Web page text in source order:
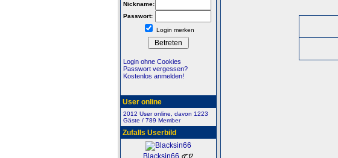
Nickname:
Passwort:
Login merken
Login ohne Cookies
Passwort vergessen?
Kostenlos anmelden!
User online
2012 User online, davon 1223
Gäste / 789 Member
Zufalls Userbild
Blacksin66